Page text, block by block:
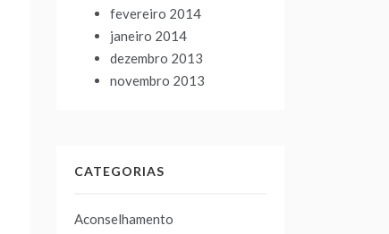
fevereiro 2014
janeiro 2014
dezembro 2013
novembro 2013
CATEGORIAS
Aconselhamento